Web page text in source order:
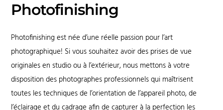
Photofinishing
Photofinishing est née d’une réelle passion pour l’art
photographique! Si vous souhaitez avoir des prises de vue
originales en studio ou à l’extérieur, nous mettons à votre
disposition des photographes professionnels qui maîtrisent
toutes les techniques de l’orientation de l’appareil photo, de
l’éclairage et du cadrage afin de capturer à la perfection les